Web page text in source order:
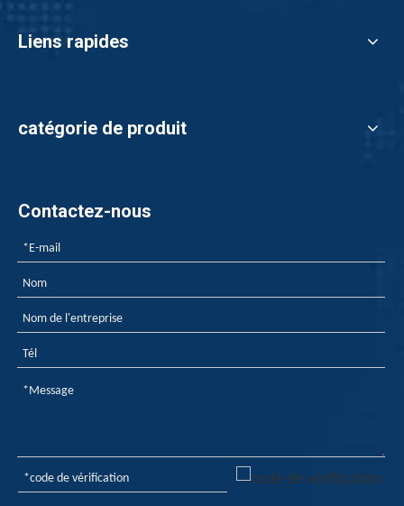
Liens rapides
catégorie de produit
Contactez-nous